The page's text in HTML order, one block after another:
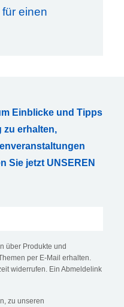
einen
Einblicke und Tipps
zu erhalten,
Sie jetzt UNSEREN
über Produkte und
per E-Mail erhalten.
widerrufen. Ein Abmeldelink
zu unseren